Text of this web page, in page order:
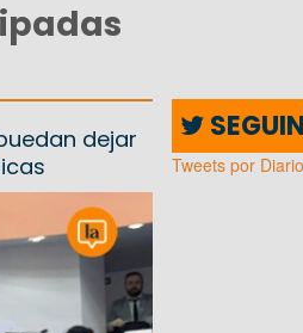
dejar
Tweets por